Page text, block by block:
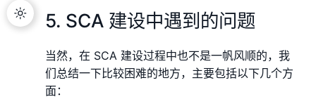
5. SCA 建设中遇到的问题
当然，在 SCA 建设过程中也不是一帆⻛顺的，我
们总结一下比较困难的地方，主要包括以下几个方
面：